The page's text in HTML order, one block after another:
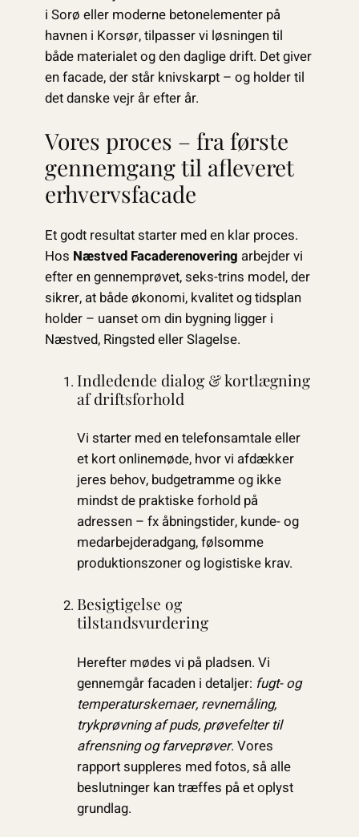
i Sorø eller moderne betonelementer på
havnen i Korsør, tilpasser vi løsningen til
både materialet og den daglige drift. Det giver
en facade, der står knivskarpt – og holder til
det danske vejr år efter år.
Vores proces – fra første
gennemgang til afleveret
erhvervsfacade
Et godt resultat starter med en klar proces.
Hos Næstved Facaderenovering arbejder vi
efter en gennemprøvet, seks-trins model, der
sikrer, at både økonomi, kvalitet og tidsplan
holder – uanset om din bygning ligger i
Næstved, Ringsted eller Slagelse.
Indledende dialog & kortlægning
af driftsforhold
Vi starter med en telefonsamtale eller
et kort onlinemøde, hvor vi afdækker
jeres behov, budgetramme og ikke
mindst de praktiske forhold på
adressen – fx åbningstider, kunde- og
medarbejderadgang, følsomme
produktionszoner og logistiske krav.
Besigtigelse og
tilstandsvurdering
Herefter mødes vi på pladsen. Vi
gennemgår facaden i detaljer: fugt- og
temperaturskemaer, revnemåling,
trykprøvning af puds, prøvefelter til
afrensning og farveprøver. Vores
rapport suppleres med fotos, så alle
beslutninger kan træffes på et oplyst
grundlag.